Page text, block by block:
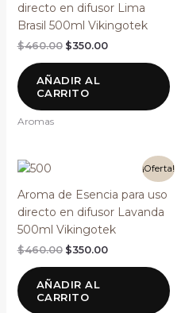
directo en difusor Lima
Brasil 500ml Vikingotek
$460.00
$460.00.
$350.00
$350.00.
AÑADIR AL
CARRITO
Aromas
¡Oferta!
Aroma de Esencia para uso
directo en difusor Lavanda
500ml Vikingotek
$460.00
original
$460.00.
$350.00
actual
$350.00.
AÑADIR AL
CARRITO